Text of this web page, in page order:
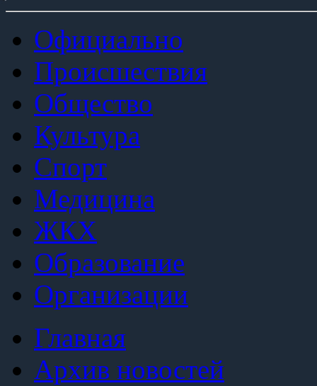
Официально
Происшествия
Общество
Культура
Спорт
Медицина
ЖКХ
Образование
Организации
Главная
Архив новостей